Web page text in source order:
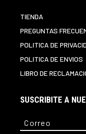
TIENDA
PREGUNTAS
POLITICA DE
POLITICA DE ENVIOS
LIBRO DE
SUSCRIBITE A